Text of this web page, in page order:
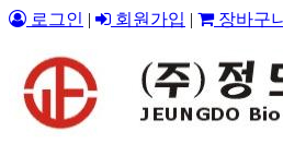
로그인 | 회원가입 | 장바구니